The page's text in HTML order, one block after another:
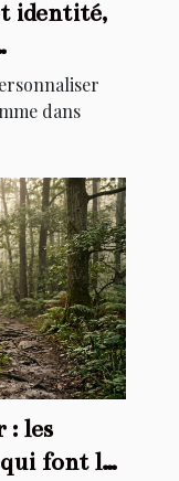
identité,
dans
: les
font la